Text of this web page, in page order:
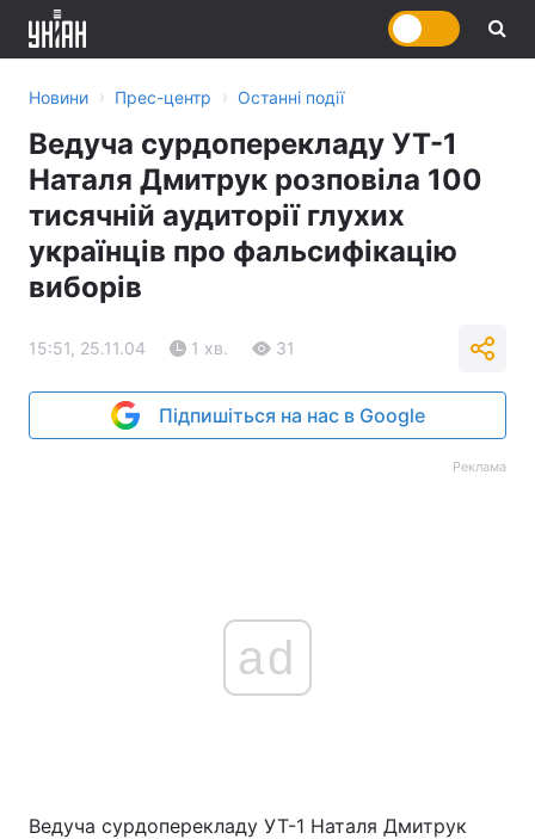
Новини › Прес-центр › Останні події
Ведуча сурдоперекладу УТ-1
Наталя Дмитрук розповіла 100
тисячній аудиторії глухих
українців про фальсифікацію
виборів
15:51, 25.11.04 1 хв. 31
Підпишіться на нас в Google
Реклама
ad
Ведуча сурдоперекладу УТ-1 Наталя Дмитрук